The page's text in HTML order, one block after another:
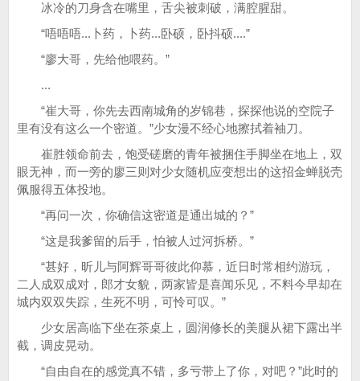
冰冷的刀身含在嘴里，舌尖被刺破，满腔腥甜。
“唔唔唔...卜药，卜药...卧硕，卧抖硕....”
“廖大哥，先给他喂药。”
...
“崔大哥，你先去西南城角的岁锦巷，探探他说的空院子
里有没有这么一个密道。”少女漫不经心地擦拭着袖刀。
崔胜领命前去，饱受磋磨的青年被捆住手脚坐在地上，双
眼无神，而一旁的廖三则对少女随机应变想出的这招金蝉脱壳
佩服得五体投地。
“再问一次，你确信这密道是通出城的？”
“这是我爹留的后手，怕被人过河拆桥。”
“甚好，昕儿与阿辉哥哥彼此仰慕，近日时常相约游玩，
二人成双成对，郎才女貌，两家皆是喜闻乐见，不料今早却在
城内双双失踪，生死不明，可怜可叹。”
少女居高临下坐在茶桌上，圆润修长的美腿从裙下露出半
截，调皮晃动。
“自由自在的感觉真不错，多亏带上了你，对吧？”此时的